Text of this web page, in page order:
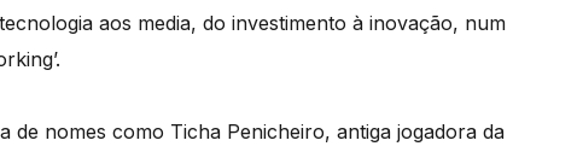
aos media, do investimento à inovação, num
nomes como Ticha Penicheiro, antiga jogadora da